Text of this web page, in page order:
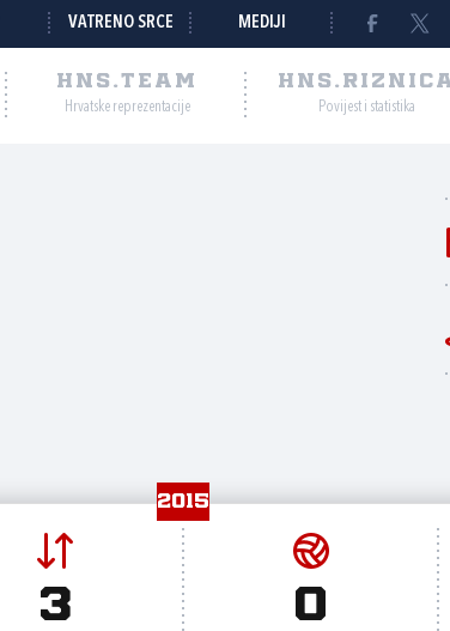
VATRENO SRCE MEDIJI
HNS.TEAM
Hrvatske reprezentacije Povijest i statistika
2015
3 0